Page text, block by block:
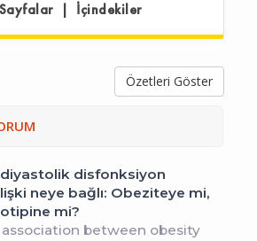
| İçindekiler
Özetleri Göster
disfonksiyon
neye bağlı: Obeziteye mi,
mi?
between obesity